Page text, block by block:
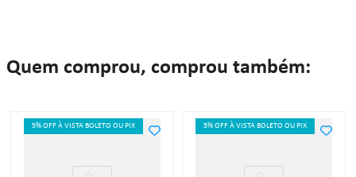
Quem comprou, comprou também:
5% OFF À VISTA BOLETO OU PIX 5% OFF À VISTA BOLETO OU PIX